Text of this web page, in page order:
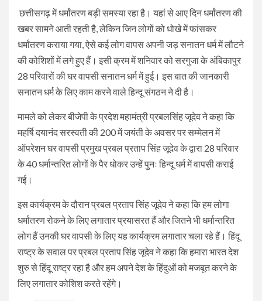
छत्तीसगढ़ में धर्मांतरण बड़ी समस्या रहा है। यहां से आए दिन धर्मांतरण की
खबर सामने आती रहती है, लेकिन जिन लोगों को धोखे में फांसकर
धर्मांतरण कराया गया, ऐसे कई लोग वापस अपनी जड़ सनातन धर्म में लौटने
की कोशिशों में लगे हुए हैं। इसी क्रम में शनिवार को सरगुजा के अंबिकापुर
28 परिवारों की घर वापसी सनातन धर्म में हुई। इस बात की जानकारी
सनातन धर्म के लिए काम करने वाले हिन्दू संगठन ने दी है।
मामले को लेकर बीजेपी के प्रदेश महामंत्री प्रबलसिंह जूदेव ने कहा कि
महर्षि दयानंद सरस्वती की 200 में जयंती के अवसर पर सम्मेलन में
ऑपरेशन घर वापसी प्रमुख प्रबल प्रताप सिंह जूदेव के द्वारा 28 परिवार
के 40 धर्मान्तरित लोगों के पैर धोकर उन्हें पुनः हिन्दू धर्म में वापसी कराई
गई।
इस कार्यक्रम के दौरान प्रबल प्रताप सिंह जूदेव ने कहा कि हम लोगा
धर्मांतरण रोकने के लिए लगातार प्रयासरत हैं और जितने भी धर्मान्तरित
लोग हैं उनकी घर वापसी के लिए यह कार्यक्रम लगातार चला रहे हैं। हिंदू
राष्ट्र के सवाल पर प्रबल प्रताप सिंह जूदेव ने कहा कि हमारा भारत देश
शुरु से हिंदू राष्ट्र रहा है और हम अपने देश के हिंदुओं को मजबूत करने के
लिए लगातार कोशिश करते रहेंगे।